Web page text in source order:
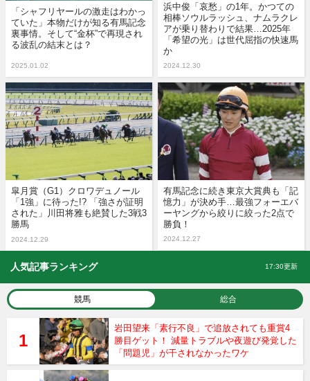
「シャフリヤールの激走はわかっ
ていた」本物だけが知る有馬記念
裏事情。そして“金杯”で再現され
る波乱の結末とは？
2025.01.02
浜中俊「哀愁」の1年。かつての
相棒ソウルラッシュ、ナムラクレ
アが乗り替わりで結果…2025年
「希望の光」は世代屈指の快速馬
か
2024.12.30
皐月賞（G1）クロワデュノール
「1強」に待った!? 「強さが証明
された」川田将雅も絶賛した3戦3
勝馬
2024.12.29
有馬記念に続き東京大賞典も「記
憶力」が決め手…最強フォーエバ
ーヤングから絞りに絞った2点で
勝負！
2024.12.27
人気記事ランキング 17:30更新
競馬 総合
岩田望来「素行不良」で追放されても重賞4
勝目ゲット！ 減量トラブルや夜遊び発覚した
「問題児」が干されなかったワケ